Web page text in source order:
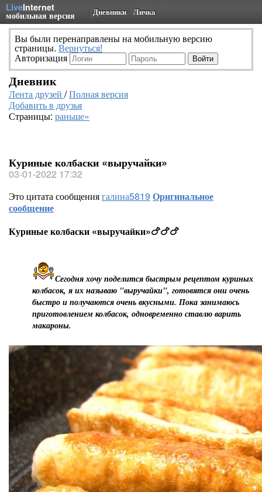
LiveInternet
мобильная версия Дневники Личка
Вы были перенаправлены на мобильную версию
страницы. Вернуться!
Авторизация
Дневник
Лента друзей /Полная версия
Добавить в друзья
Страницы: раньше»
Куриные колбаски «выручайки»
03-01-2022 17:32
Это цитата сообщениягалина5819 Оригинальное
сообщение
Куриные колбаски «выручайки»🍗🍗🍗
Сегодня хочу поделится быстрым рецептом куриных
колбасок, я их называю "выручайки", готовятся они очень
быстро и получаются очень вкусными. Пока занимаюсь
приготовлением колбасок, одновременно ставлю варить
макароны.